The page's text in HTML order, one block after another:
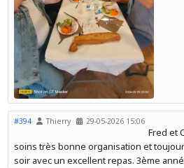
#394 Thierry 29-05-2026 15:06
Fred et
soins très bonne organisation et
soir avec un excellent repas. 3ème